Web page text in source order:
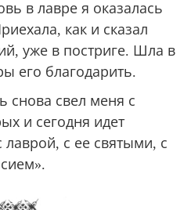
в лавре я оказалась
как и сказал
уже в постриге. Шла в
его благодарить.
снова свел меня с
и сегодня идет
с ее святыми, с